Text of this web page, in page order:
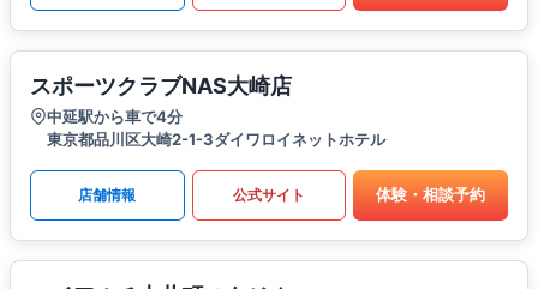
スポーツクラブNAS大崎店
中延駅から車で4分
東京都品川区大崎2-1-3ダイワロイネットホテル
店舗情報 公式サイト 体験・相談予約